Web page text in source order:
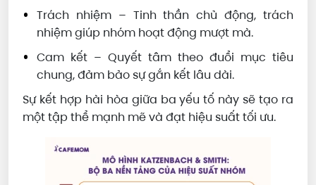
Trách nhiệm – Tinh thần chủ động, trách
nhiệm giúp nhóm hoạt động mượt mà.
Cam kết – Quyết tâm theo đuổi mục tiêu
chung, đảm bảo sự gắn kết lâu dài.
Sự kết hợp hài hòa giữa ba yếu tố này sẽ tạo ra
một tập thể mạnh mẽ và đạt hiệu suất tối ưu.